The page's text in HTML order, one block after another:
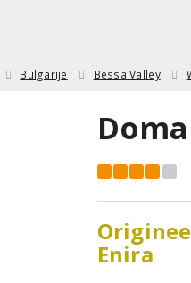
Bulgarije Bessa Valley
Enira